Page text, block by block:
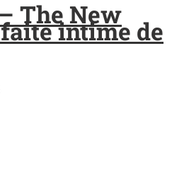
The New
intime de